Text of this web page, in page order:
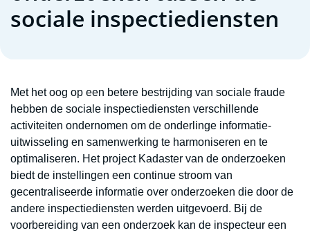
sociale inspectiediensten
Met het oog op een betere bestrijding van sociale fraude
hebben de sociale inspectiediensten verschillende
activiteiten ondernomen om de onderlinge informatie-
uitwisseling en samenwerking te harmoniseren en te
optimaliseren. Het project Kadaster van de onderzoeken
biedt de instellingen een continue stroom van
gecentraliseerde informatie over onderzoeken die door de
andere inspectiediensten werden uitgevoerd. Bij de
voorbereiding van een onderzoek kan de inspecteur een